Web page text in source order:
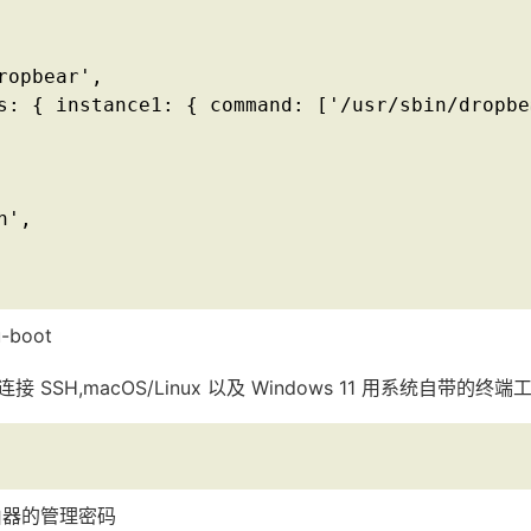
{ instance1: { command: ['/usr/sbin/
boot
接 SSH,macOS/Linux 以及 Windows 11 用系统自带的终端工
的管理密码